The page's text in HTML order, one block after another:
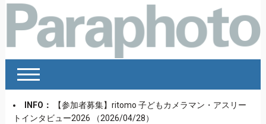
INFO：
【参加者募集】ritomo 子どもカメラマン・アスリー
トインタビュー2026
（2026/04/28）